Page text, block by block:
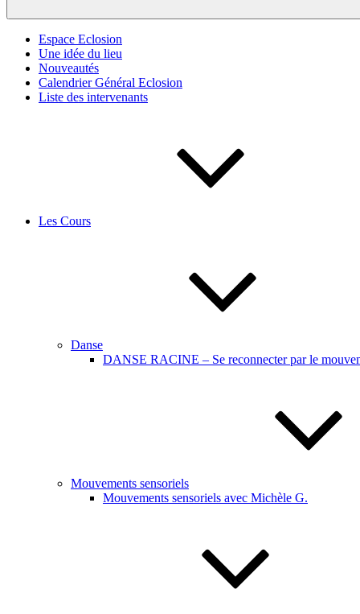
Espace Eclosion
Une idée du lieu
Nouveautés
Calendrier Général Eclosion
Liste des intervenants
Les Cours
Danse
DANSE RACINE – Se reconnecter par le
Mouvements sensoriels
Mouvements sensoriels avec Michèle G.